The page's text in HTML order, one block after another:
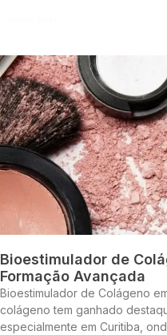
Bioestimulador de
Formação Avançada
Bioestimulador de Colágeno
colágeno tem ganhado
especialmente em Curitiba,